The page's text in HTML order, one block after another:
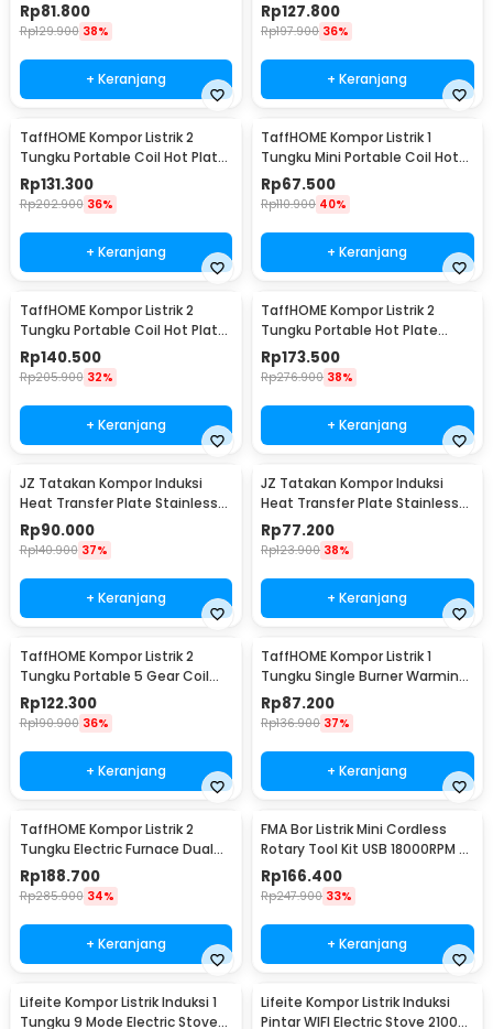
Rp81.800
Rp129.900 38%
+ Keranjang
Rp127.800
Rp197.900 36%
+ Keranjang
TaffHOME Kompor Listrik 2
Tungku Portable Coil Hot Plate
2000W - C2-2000-58
Rp131.300
Rp202.900 36%
+ Keranjang
TaffHOME Kompor Listrik 1
Tungku Mini Portable Coil Hot
Plate 1000W - C1-1000-57
Rp67.500
Rp110.900 40%
+ Keranjang
TaffHOME Kompor Listrik 2
Tungku Portable Coil Hot Plate
2000W - C2-2000-05
Rp140.500
Rp205.900 32%
+ Keranjang
TaffHOME Kompor Listrik 2
Tungku Portable Hot Plate
2000W - H2-2000-04
Rp173.500
Rp276.900 38%
+ Keranjang
JZ Tatakan Kompor Induksi
Heat Transfer Plate Stainless
Steel 430 24cm - J-24
Rp90.000
Rp140.900 37%
+ Keranjang
JZ Tatakan Kompor Induksi
Heat Transfer Plate Stainless
Steel 430 20cm - J-20
Rp77.200
Rp123.900 38%
+ Keranjang
TaffHOME Kompor Listrik 2
Tungku Portable 5 Gear Coil
Hot Plate 2000W - C2-2000-20
Rp122.300
Rp190.900 36%
+ Keranjang
TaffHOME Kompor Listrik 1
Tungku Single Burner Warming
Hot Plate 1000W - H1-1000-15
Rp87.200
Rp136.900 37%
+ Keranjang
TaffHOME Kompor Listrik 2
Tungku Electric Furnace Dual
Hot Plate 2000W - SHP-5814
Rp188.700
Rp285.900 34%
+ Keranjang
FMA Bor Listrik Mini Cordless
Rotary Tool Kit USB 18000RPM -
E108
Rp166.400
Rp247.900 33%
+ Keranjang
Lifeite Kompor Listrik Induksi 1
Tungku 9 Mode Electric Stove
Lifeite Kompor Listrik Induksi
Pintar WIFI Electric Stove 2100W